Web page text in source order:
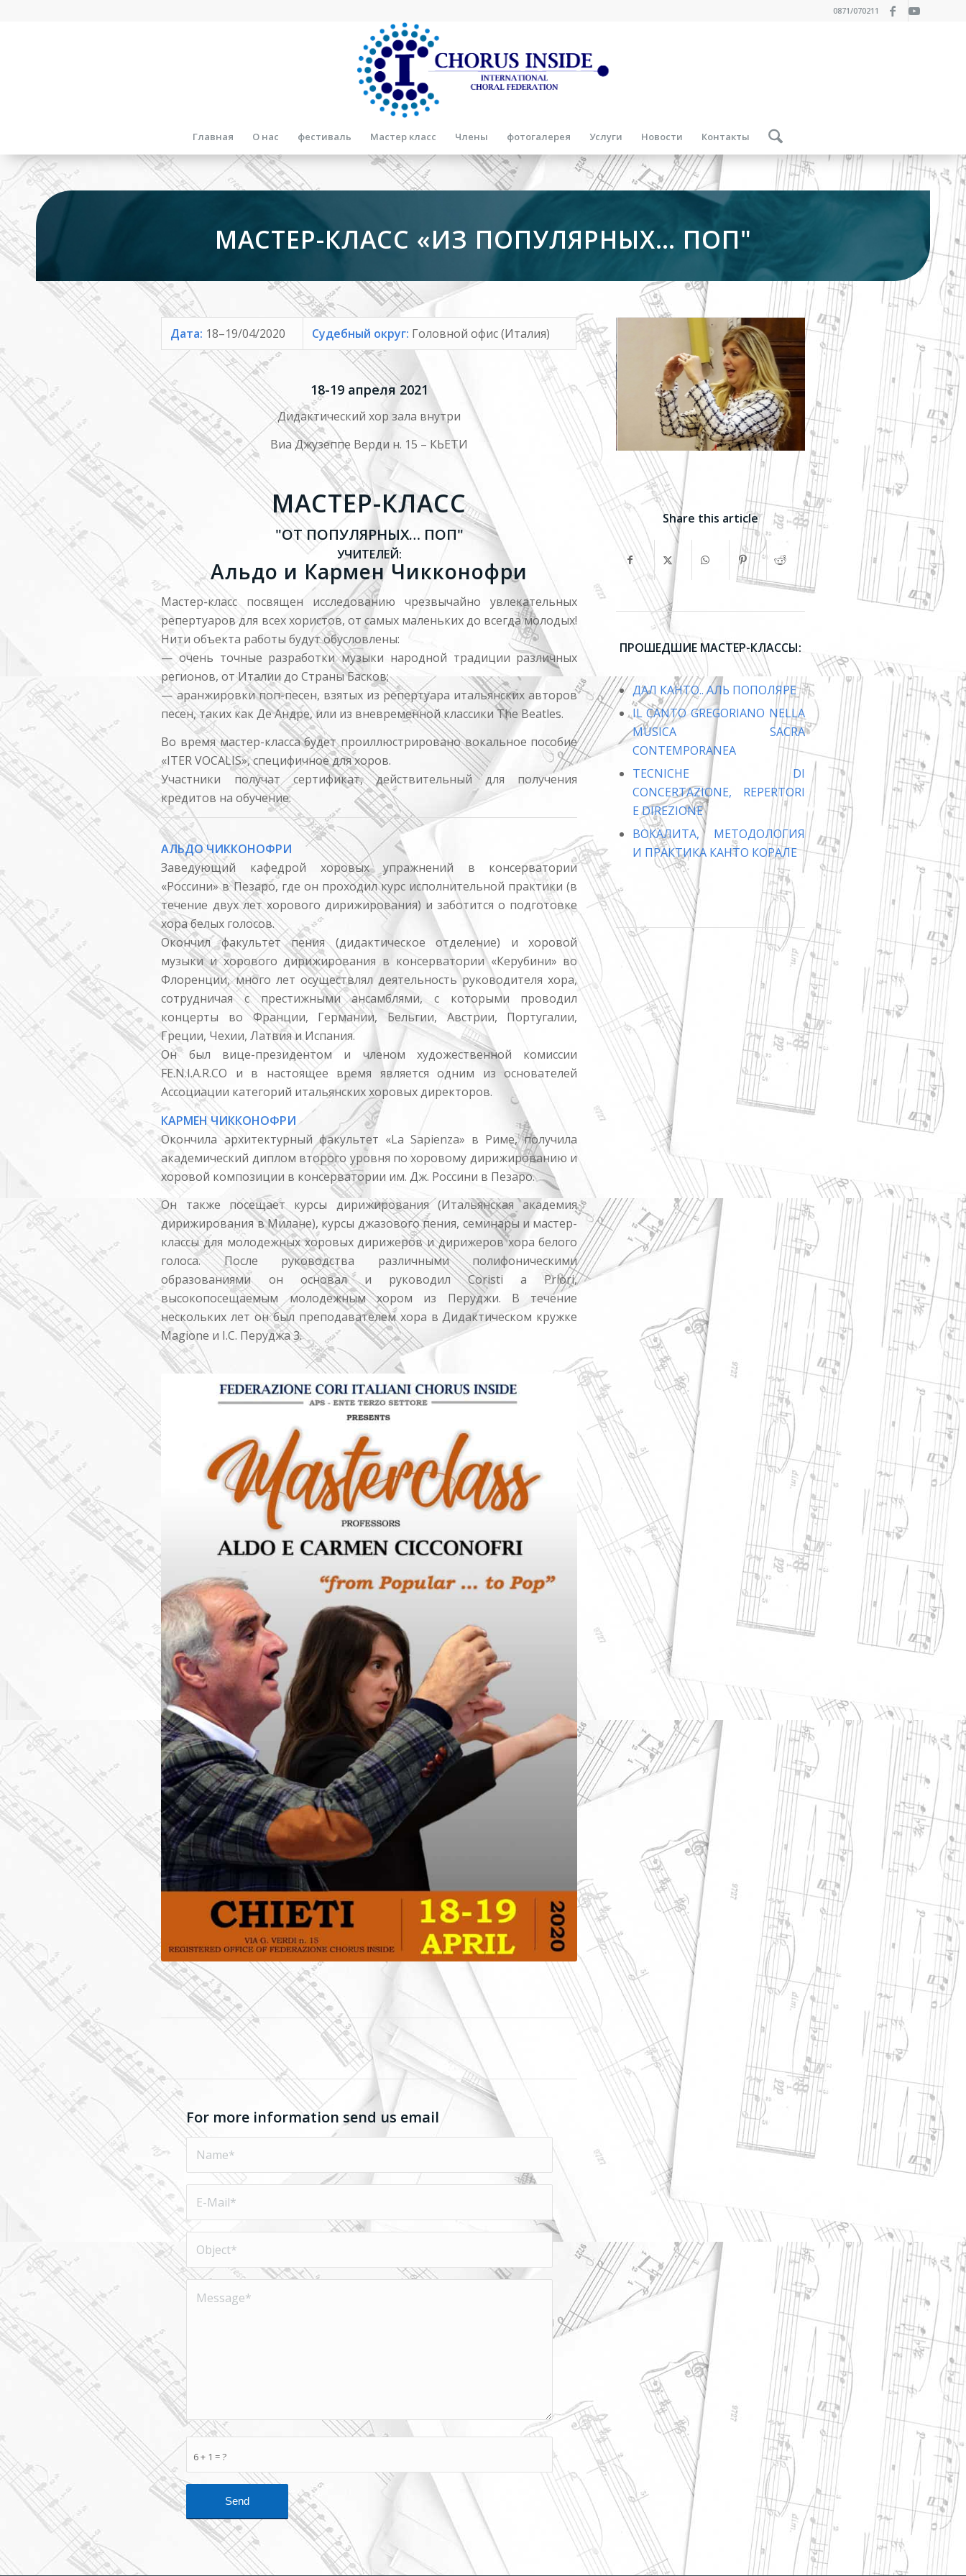
0871/070211
Главная О нас фестиваль Мастер класс Члены фотогалерея Услуги Новости Контакты
МАСТЕР-КЛАСС «ИЗ ПОПУЛЯРНЫХ… ПОП"
Дата: 18–19/04/2020 Судебный округ: Головной офис (Италия)
18-19 апреля 2021
Дидактический хор зала внутри
Виа Джузеппе Верди н. 15 – КЬЕТИ
МАСТЕР-КЛАСС
"ОТ ПОПУЛЯРНЫХ… ПОП"
УЧИТЕЛЕЙ:
Альдо и Кармен Чикконофри
Мастер-класс посвящен исследованию чрезвычайно увлекательных
репертуаров для всех хористов, от самых маленьких до всегда молодых!
Нити объекта работы будут обусловлены:
— очень точные разработки музыки народной традиции различных
регионов, от Италии до Страны Басков;
— аранжировки поп-песен, взятых из репертуара итальянских авторов
песен, таких как Де Андре, или из вневременной классики The Beatles.
Во время мастер-класса будет проиллюстрировано вокальное пособие
«ITER VOCALIS», специфичное для хоров.
Участники получат сертификат, действительный для получения
кредитов на обучение.
АЛЬДО ЧИККОНОФРИ
Заведующий кафедрой хоровых упражнений в консерватории
«Россини» в Пезаро, где он проходил курс исполнительной практики (в
течение двух лет хорового дирижирования) и заботится о подготовке
хора белых голосов.
Окончил факультет пения (дидактическое отделение) и хоровой
музыки и хорового дирижирования в консерватории «Керубини» во
Флоренции, много лет осуществлял деятельность руководителя хора,
сотрудничая с престижными ансамблями, с которыми проводил
концерты во Франции, Германии, Бельгии, Австрии, Португалии,
Греции, Чехии, Латвия и Испания.
Он был вице-президентом и членом художественной комиссии
FE.N.I.A.R.CO и в настоящее время является одним из основателей
Ассоциации категорий итальянских хоровых директоров.
КАРМЕН ЧИККОНОФРИ
Окончила архитектурный факультет «La Sapienza» в Риме, получила
академический диплом второго уровня по хоровому дирижированию и
хоровой композиции в консерватории им. Дж. Россини в Пезаро.
Он также посещает курсы дирижирования (Итальянская академия
дирижирования в Милане), курсы джазового пения, семинары и мастер-
классы для молодежных хоровых дирижеров и дирижеров хора белого
голоса. После руководства различными полифоническими
образованиями он основал и руководил Coristi a Priori,
высокопосещаемым молодежным хором из Перуджи. В течение
нескольких лет он был преподавателем хора в Дидактическом кружке
Magione и I.C. Перуджа 3.
For more information send us email
6 + 1 = ?
Share this article
ПРОШЕДШИЕ МАСТЕР-КЛАССЫ:
ДАЛ КАНТО.. АЛЬ ПОПОЛЯРЕ
IL CANTO GREGORIANO NELLA
MUSICA SACRA
CONTEMPORANEA
TECNICHE DI
CONCERTAZIONE, REPERTORI
E DIREZIONE
ВОКАЛИТА, МЕТОДОЛОГИЯ
И ПРАКТИКА КАНТО КОРАЛЕ